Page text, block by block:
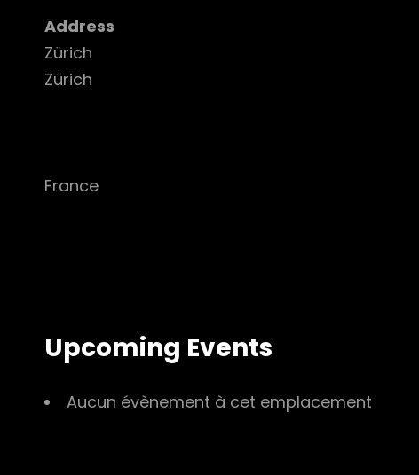
Address
Zürich
Zürich
France
Upcoming Events
Aucun évènement à cet emplacement